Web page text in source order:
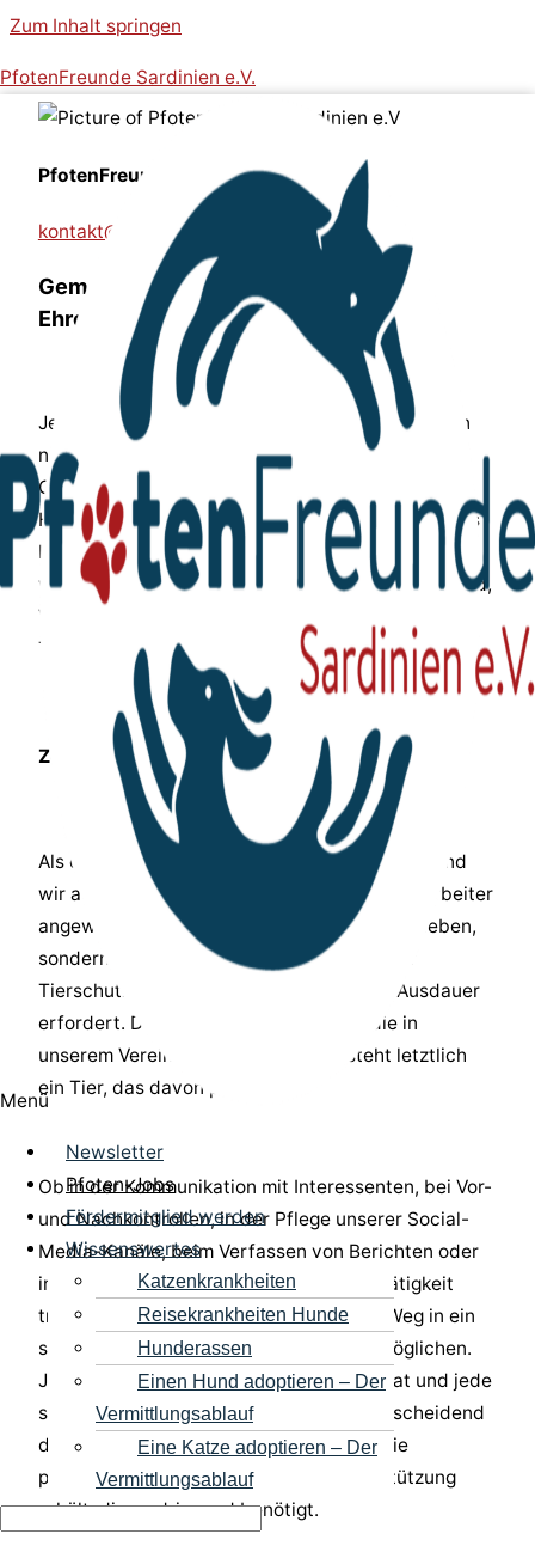
Zum Inhalt springen
PfotenFreunde Sardinien e.V.
Menü
Newsletter
Pfoten-Jobs
Fördermitglied werden
Wissenswertes
Katzenkrankheiten
Reisekrankheiten Hunde
Hunderassen
Einen Hund adoptieren – Der
Vermittlungsablauf
Eine Katze adoptieren – Der
Vermittlungsablauf
PfotenFreunde Sardinien e.V
kontakt@pfotenfreunde-sardinien.de
Gemeinsam Leben verändern – das
Ehrenamt im Tierschutz
Jeder Hund und jede Katze, die wir von Sardinien
nach Deutschland vermitteln, hat seine eigene
Geschichte. Hinter jedem geretteten Tier stehen
Hoffnung, Vertrauen und die Chance auf ein neues
Leben. Doch damit diese Chance Wirklichkeit
werden kann, braucht es Menschen, die bereit sind,
Verantwortung zu übernehmen und unsere
Tierschutzarbeit aktiv zu unterstützen.
Zu den aktuellen Aufgaben
Als ehrenamtlich geführter Tierschutzverein sind
wir auf engagierte Mitarbeiterinnen und Mitarbeiter
angewiesen. Menschen, die nicht nur Tiere lieben,
sondern auch verstehen, dass nachhaltiger
Tierschutz Verlässlichkeit, Empathie und Ausdauer
erfordert. Denn hinter jeder Aufgabe, die in
unserem Verein übernommen wird, steht letztlich
ein Tier, das davon profitiert.
Ob in der Kommunikation mit Interessenten, bei Vor-
und Nachkontrollen, in der Pflege unserer Social-
Media-Kanäle, beim Verfassen von Berichten oder
in anderen wichtigen Bereichen – jede Tätigkeit
trägt dazu bei, Hunden und Katzen den Weg in ein
sicheres und liebevolles Zuhause zu ermöglichen.
Jede E-Mail, jeder Beitrag, jedes Telefonat und jede
sorgfältig ausgeführte Aufgabe kann entscheidend
dafür sein, dass ein Tier gesehen wird, die
passende Familie findet oder die Unterstützung
erhält, die es dringend benötigt.